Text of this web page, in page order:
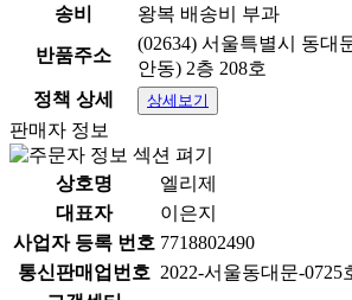
송비
왕복 배송비 부과
반품주소
(02634) 서울특별시 동대
안동) 2층 208호
정책 상세
상세보기
판매자 정보
상호명
엘리제
대표자
이은지
사업자 등록 번호 7718802490
통신판매업번호 2022-서울동대문-0725